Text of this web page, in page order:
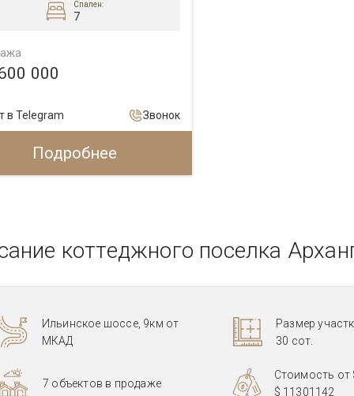
Спален:
7
000
в Telegram Звонок
Подробнее
коттеджного поселка
Ильинское шоссе, 9км от
МКАД
Размер
30 сот.
7 объектов в продаже
Стоимость от
$ 11301142